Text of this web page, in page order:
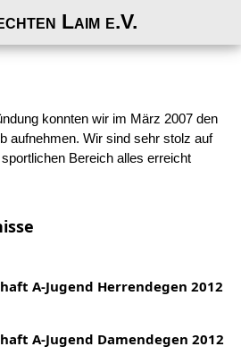
Laim e.V.
konnten wir im März 2007 den
aufnehmen. Wir sind sehr stolz auf
Bereich alles erreicht
A-Jugend Herrendegen 2012
A-Jugend Damendegen 2012